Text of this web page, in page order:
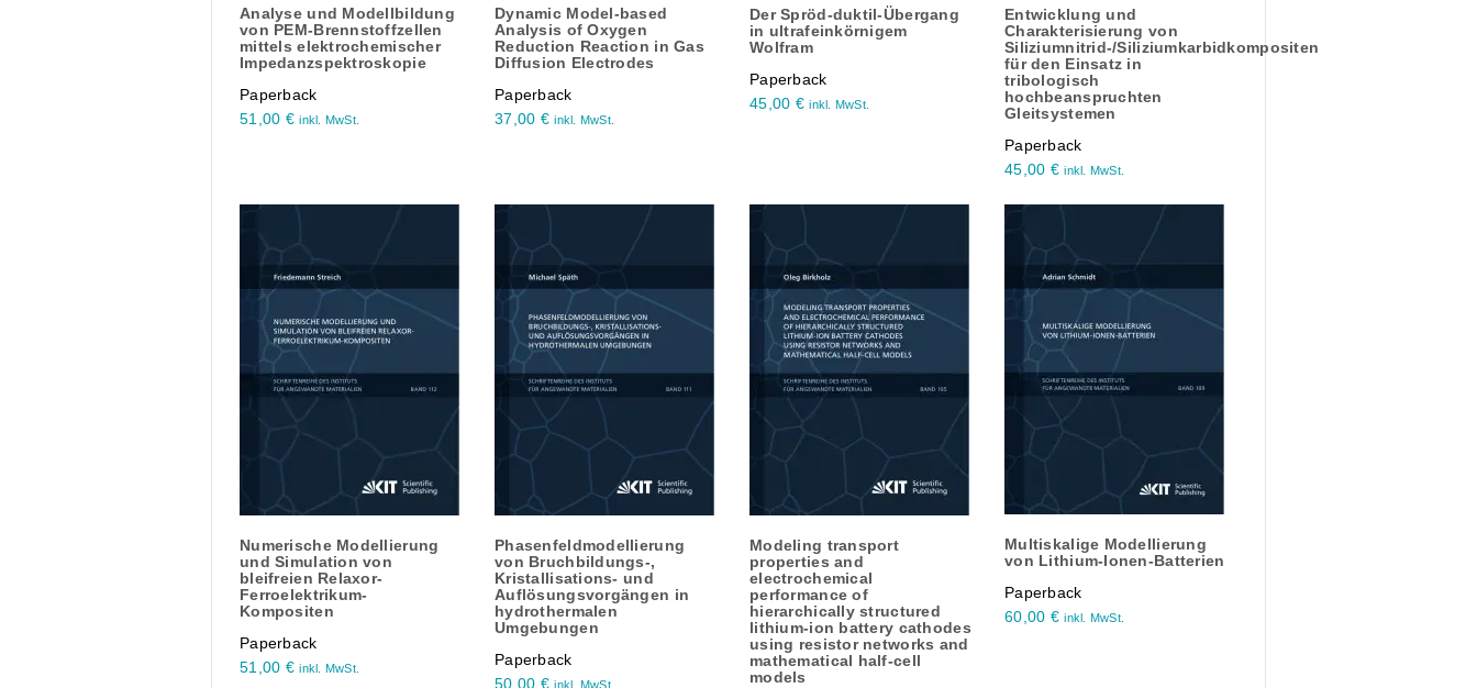
Analyse und Modellbildung
von PEM-Brennstoffzellen
mittels elektrochemischer
Impedanzspektroskopie
Paperback
51,00 € inkl. MwSt.
Dynamic Model-based
Analysis of Oxygen
Reduction Reaction in Gas
Diffusion Electrodes
Paperback
37,00 € inkl. MwSt.
Der Spröd-duktil-Übergang
in ultrafeinkörnigem
Wolfram
Paperback
45,00 € inkl. MwSt.
Entwicklung und
Charakterisierung von
Siliziumnitrid-/Siliziumkarbidkompositen
für den Einsatz in
tribologisch
hochbeanspruchten
Gleitsystemen
Paperback
45,00 € inkl. MwSt.
Numerische Modellierung
und Simulation von
bleifreien Relaxor-
Ferroelektrikum-
Kompositen
Paperback
51,00 € inkl. MwSt.
Phasenfeldmodellierung
von Bruchbildungs-,
Kristallisations- und
Auflösungsvorgängen in
hydrothermalen
Umgebungen
Paperback
50,00 € inkl. MwSt.
Modeling transport
properties and
electrochemical
performance of
hierarchically structured
lithium-ion battery cathodes
using resistor networks and
mathematical half-cell
models
Multiskalige Modellierung
von Lithium-Ionen-Batterien
Paperback
60,00 € inkl. MwSt.